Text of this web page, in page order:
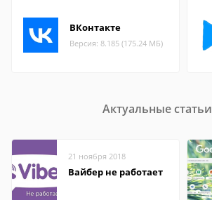
ВКонтакте
Версия: 8.185 (175.24 МБ)
Актуальные статьи
21 ноября 2018
Вайбер не работает